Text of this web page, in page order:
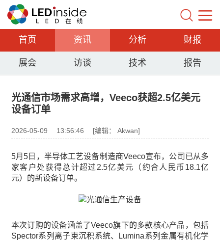
首页 资讯 分析 财报
展会 访谈 技术 报告
光通信市场需求高增，Veeco获超2.5亿美元
设备订单
2026-05-09 13:56:46 [编辑： Akwan]
5月5日，半导体工艺设备制造商Veeco宣布，公司已从多
家客户处获得总计超过2.5亿美元（约合人民币18.1亿
元）的新设备订单。
本次订购的设备涵盖了Veeco旗下的多款核心产品，包括
Spector系列离子束沉积系统、Lumina系列金属有机化学